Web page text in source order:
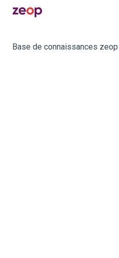
Huawei F50
Équipement
Base de connaissances zeop